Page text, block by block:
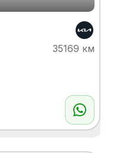
35169 км